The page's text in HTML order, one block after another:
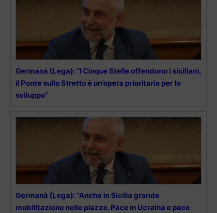
Germanà (Lega): “I Cinque Stelle offendono i siciliani,
il Ponte sullo Stretto è un’opera prioritaria per lo
sviluppo”
Germanà (Lega): “Anche in Sicilia grande
mobilitazione nelle piazze. Pace in Ucraina e pace